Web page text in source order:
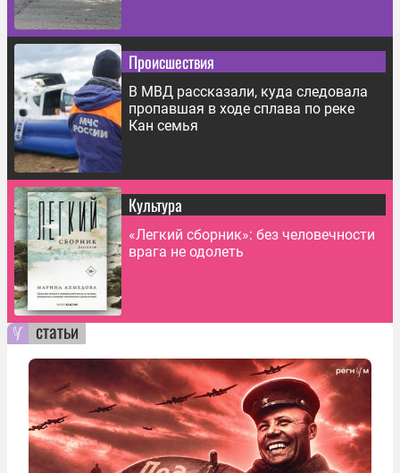
Происшествия
В МВД рассказали, куда следовала
пропавшая в ходе сплава по реке
Кан семья
Культура
«Легкий сборник»: без человечности
врага не одолеть
статьи